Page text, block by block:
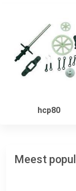
hcp80
Meest